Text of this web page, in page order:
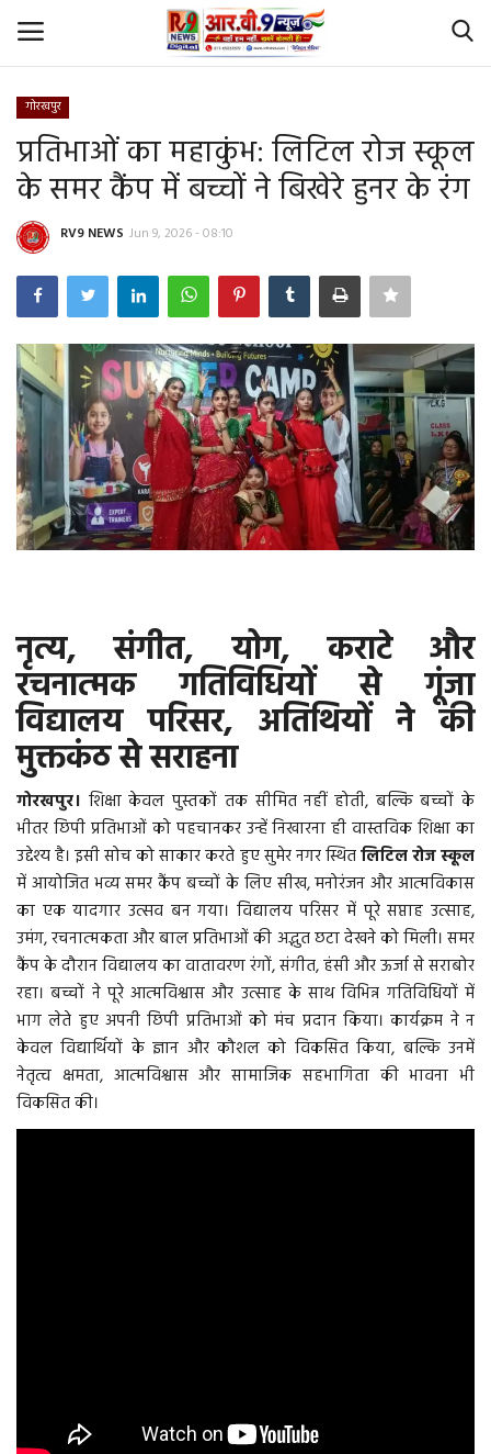
Login Register
Home
Id Card Verification
About Us
Contact
YouTube
राष्‍ट्रीय
वीडियो
अंतरराष्ट्रीय
राजनीति
मौसम समाचार
दिल्ली
उत्तर प्रदेश
व्यापार/रोजगार
महाराष्ट्र
More
बिहार
गोरखपुर
प्रतिभाओं का महाकुंभ: लिटिल रोज स्कूल
के समर कैंप में बच्चों ने बिखेरे हुनर के रंग
RV9 NEWS Jun 9, 2026 - 08:10
नृत्य, संगीत, योग, कराटे और
रचनात्मक गतिविधियों से गूंजा
विद्यालय परिसर, अतिथियों ने की
मुक्तकंठ से सराहना
गोरखपुर। शिक्षा केवल पुस्तकों तक सीमित नहीं होती, बल्कि बच्चों के
भीतर छिपी प्रतिभाओं को पहचानकर उन्हें निखारना ही वास्तविक शिक्षा का
उद्देश्य है। इसी सोच को साकार करते हुए सुमेर नगर स्थितलिटिल रोज स्कूल
में आयोजित भव्य समर कैंप बच्चों के लिए सीख, मनोरंजन और आत्मविकास
का एक यादगार उत्सव बन गया। विद्यालय परिसर में पूरे सप्ताह उत्साह,
उमंग, रचनात्मकता और बाल प्रतिभाओं की अद्भुत छटा देखने को मिली। समर
कैंप के दौरान विद्यालय का वातावरण रंगों, संगीत, हंसी और ऊर्जा से सराबोर
रहा। बच्चों ने पूरे आत्मविश्वास और उत्साह के साथ विभिन्न गतिविधियों में
भाग लेते हुए अपनी छिपी प्रतिभाओं को मंच प्रदान किया। कार्यक्रम ने न
केवल विद्यार्थियों के ज्ञान और कौशल को विकसित किया, बल्कि उनमें
नेतृत्व क्षमता, आत्मविश्वास और सामाजिक सहभागिता की भावना भी
विकसित की।